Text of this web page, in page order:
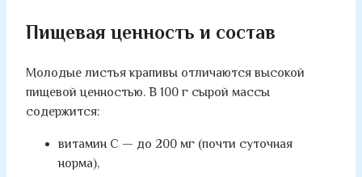
Пищевая ценность и состав
Молодые листья крапивы отличаются высокой
пищевой ценностью. В 100 г сырой массы
содержится:
витамин C — до 200 мг (почти суточная
норма),